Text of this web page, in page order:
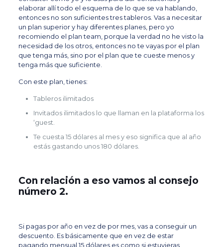
elaborar allí todo el esquema de lo que se va hablando,
entonces no son suficientes tres tableros. Vas a necesitar
un plan superior y hay diferentes planes, pero yo
recomiendo el plan team, porque la verdad no he visto la
necesidad de los otros, entonces no te vayas por el plan
que tenga más, sino por el plan que te cueste menos y
tenga más que suficiente.
Con este plan, tienes:
Tableros ilimitados
Invitados ilimitados lo que llaman en la plataforma los
‘guest.
Te cuesta 15 dólares al mes y eso significa que al año
estás gastando unos 180 dólares.
Con relación a eso vamos al consejo
número 2.
Si pagas por año en vez de por mes, vas a conseguir un
descuento. Es básicamente que en vez de estar
pagando mensual 15 dólares es como si estuvieras